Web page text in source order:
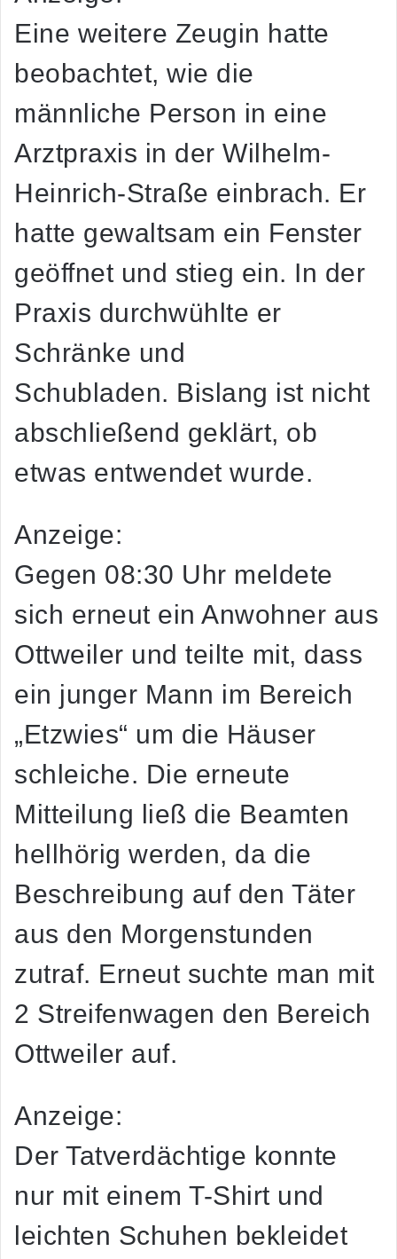
Eine weitere Zeugin hatte
beobachtet, wie die
männliche Person in eine
Arztpraxis in der Wilhelm-
Heinrich-Straße einbrach. Er
hatte gewaltsam ein Fenster
geöffnet und stieg ein. In der
Praxis durchwühlte er
Schränke und
Schubladen. Bislang ist nicht
abschließend geklärt, ob
etwas entwendet wurde.
Anzeige:
Gegen 08:30 Uhr meldete
sich erneut ein Anwohner aus
Ottweiler und teilte mit, dass
ein junger Mann im Bereich
„Etzwies“ um die Häuser
schleiche. Die erneute
Mitteilung ließ die Beamten
hellhörig werden, da die
Beschreibung auf den Täter
aus den Morgenstunden
zutraf. Erneut suchte man mit
2 Streifenwagen den Bereich
Ottweiler auf.
Anzeige:
Der Tatverdächtige konnte
nur mit einem T-Shirt und
leichten Schuhen bekleidet